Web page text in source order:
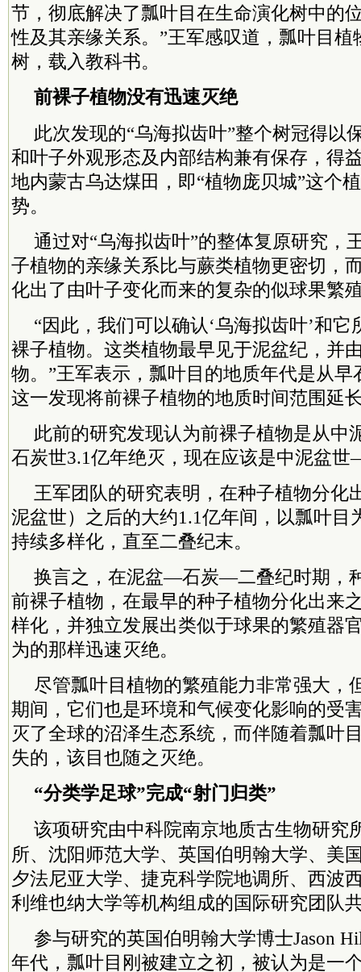
节，彻底解决了瓢叶目在生命演化树中的
性及其亲缘关系。”王军感叹道，瓢叶目
树，载入教科书。
前裸子植物没有迅速灭绝
此次发现的“乌海拟齿叶”整个树冠得以
和叶子外观形态及内部结构兼有保存，得
地内蒙古乌达煤田，即“植物庞贝城”这个
势。
通过对“乌海拟齿叶”的整体复原研究，
子植物的亲缘关系比与蕨类植物更密切，
化出了由叶子变化而来的复杂的似球果繁
“因此，我们可以确认‘乌海拟齿叶’和
裸子植物。这类植物最早见于泥盆纪，并
物。”王军表示，瓢叶目的地质年代是从
这一发现将前裸子植物的地质时间范围延
此前的研究发现认为前裸子植物是从
石炭世3.1亿年绝灭，现在应该是中泥盆
王军团队的研究表明，在种子植物分化
泥盆世）之后的大约1.1亿年间，以瓢叶目
持续多样化，直至二叠纪末。
换言之，在泥盆—石炭—二叠纪时期
前裸子植物，在最早的种子植物分化出来
样化，并独立发展出类似于球果的繁殖器
为的那样迅速灭绝。
尽管瓢叶目植物的繁殖能力非常强大，
期间，它们也是环境和气候变化影响的受
灭了全球的沼泽生态系统，而伴随着瓢叶
失的，该目也随之灭绝。
“分类学足球”完成“射门归类”
该项研究由中科院南京地质古生物研究
所、沈阳师范大学、英国伯明翰大学、美
夕法尼亚大学、捷克科学院地调所、西波
利维也纳大学等机构组成的国际研究团队
参与研究的英国伯明翰大学博士Jason
年代，瓢叶目刚被建立之初，被认为是一